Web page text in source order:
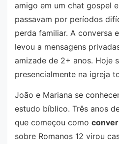
amigo em um chat gospel
passavam por períodos
perda familiar. A conversa
levou a mensagens
amizade de 2+ anos. Hoje
presencialmente na igreja
João e Mariana se
estudo bíblico. Três anos
que começou como
sobre Romanos 12 virou